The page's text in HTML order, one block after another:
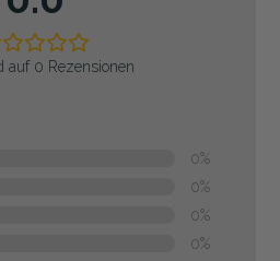
auf 0 Rezensionen
0%
0%
0%
0%